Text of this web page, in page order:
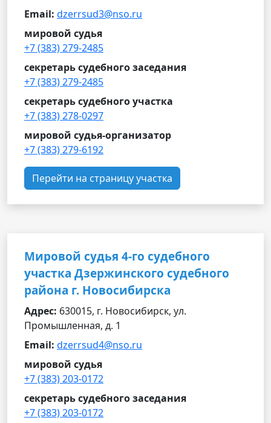
Email: dzerrsud3@nso.ru
мировой судья
+7 (383) 279-2485
секретарь судебного заседания
+7 (383) 279-2485
секретарь судебного участка
+7 (383) 278-0297
мировой судья-организатор
+7 (383) 279-6192
Перейти на страницу участка
Мировой судья 4-го судебного
участка Дзержинского судебного
района г. Новосибирска
Адрес: 630015, г. Новосибирск, ул.
Промышленная, д. 1
Email: dzerrsud4@nso.ru
мировой судья
+7 (383) 203-0172
секретарь судебного заседания
+7 (383) 203-0172